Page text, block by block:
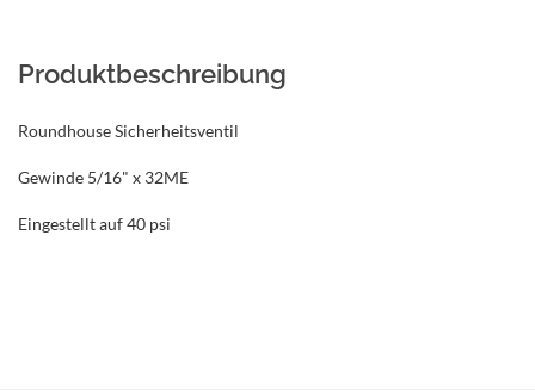
Produktbeschreibung
Roundhouse Sicherheitsventil
Gewinde 5/16" x 32ME
Eingestellt auf 40 psi